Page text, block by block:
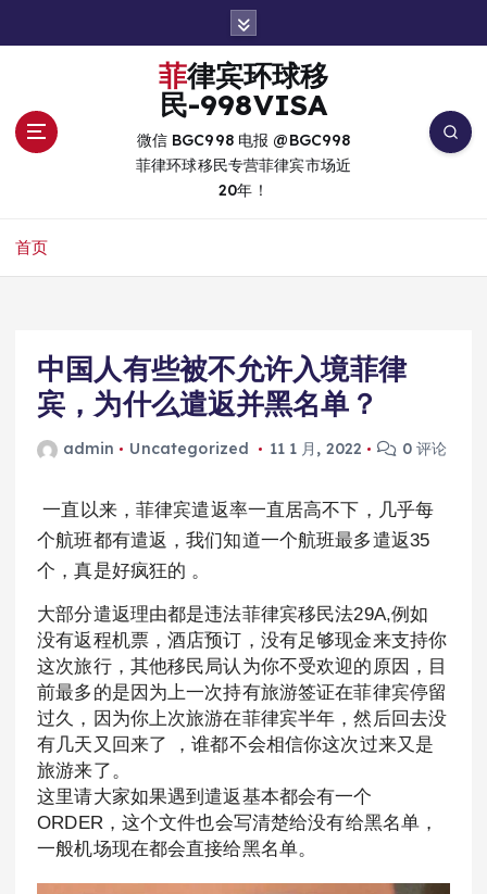
菲律宾环球移
民-998VISA
微信 BGC998 电报 @BGC998
菲律环球移民专营菲律宾市场近
20年！
首页
中国人有些被不允许入境菲律
宾，为什么遣返并黑名单？
admin Uncategorized 11 1 月, 2022 0 评论
一直以来，菲律宾遣返率一直居高不下，几乎每
个航班都有遣返，我们知道一个航班最多遣返35
个，真是好疯狂的 。
大部分遣返理由都是违法菲律宾移民法29A,例如
没有返程机票，酒店预订，没有足够现金来支持你
这次旅行，其他移民局认为你不受欢迎的原因，目
前最多的是因为上一次持有旅游签证在菲律宾停留
过久，因为你上次旅游在菲律宾半年，然后回去没
有几天又回来了 ，谁都不会相信你这次过来又是
旅游来了。
这里请大家如果遇到遣返基本都会有一个
ORDER，这个文件也会写清楚给没有给黑名单，
一般机场现在都会直接给黑名单。